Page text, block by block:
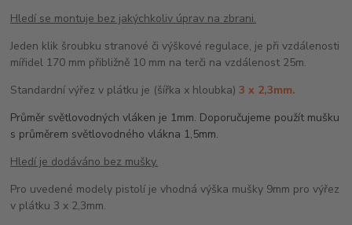
Hledí se montuje bez jakýchkoliv úprav na zbrani.
Jeden klik šroubku stranové či výškové regulace, je při vzdálenosti
mířidel 170 mm přibližně 10 mm na terči na vzdálenost 25m.
Standardní výřez v plátku je (šířka x hloubka)3 x 2,3mm.
Průměr světlovodných vláken je 1mm. Doporučujeme použít mušku
s průměrem světlovodného vlákna 1,5mm.
Hledí je dodáváno bez mušky.
Pro uvedené modely pistolí je vhodná výška mušky 9mm pro výřez
v plátku 3 x 2,3mm.